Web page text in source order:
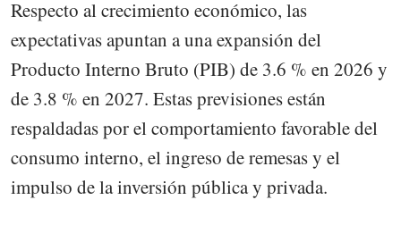
Respecto al crecimiento económico, las
expectativas apuntan a una expansión del
Producto Interno Bruto (PIB) de 3.6 % en 2026 y
de 3.8 % en 2027. Estas previsiones están
respaldadas por el comportamiento favorable del
consumo interno, el ingreso de remesas y el
impulso de la inversión pública y privada.